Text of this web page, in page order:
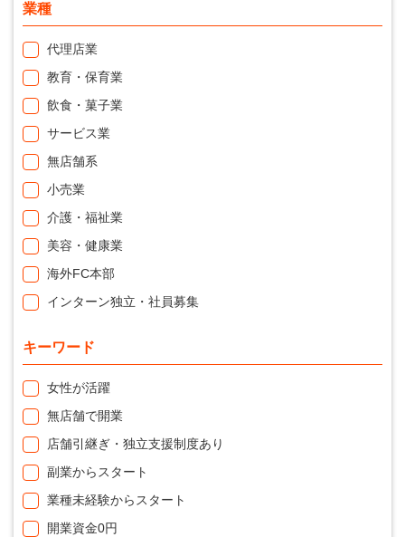
業種
代理店業
教育・保育業
飲食・菓子業
サービス業
無店舗系
小売業
介護・福祉業
美容・健康業
海外FC本部
インターン独立・社員募集
キーワード
女性が活躍
無店舗で開業
店舗引継ぎ・独立支援制度あり
副業からスタート
業種未経験からスタート
開業資金0円